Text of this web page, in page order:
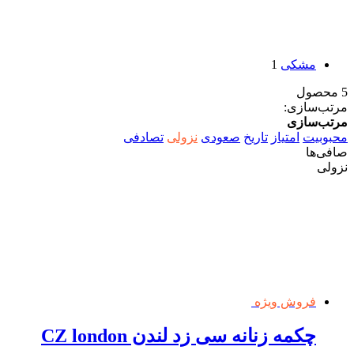
مشکی 1
5 محصول
مرتب‌سازی:
مرتب‌سازی
محبوبیت امتیاز تاریخ صعودی نزولی تصادفی
صافی‌ها
نزولی
فروش ویژه
چکمه زنانه سی زد لندن CZ london